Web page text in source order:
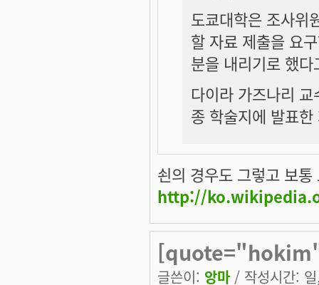
도쿄대학은 조사위
할 자료 제출을 요
분을 내리기로 했
다이라 가즈나리
종 학술지에 발표
쇤의 경우도 그렇고 보
http://
글쓴이: 앙마 / 작성시간: